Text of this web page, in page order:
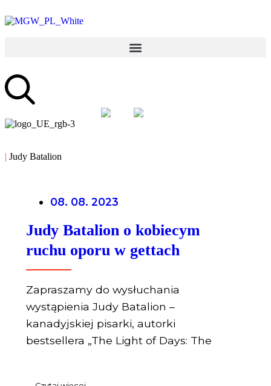
| Judy Batalion
08. 08. 2023
Judy Batalion o kobiecym
ruchu oporu w gettach
Zapraszamy do wysłuchania
wystąpienia Judy Batalion –
kanadyjskiej pisarki, autorki
bestsellera „The Light of Days: The